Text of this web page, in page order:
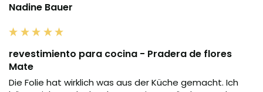
Nadine Bauer
revestimiento para cocina - Pradera de flores
Mate
Die Folie hat wirklich was aus der Küche gemacht. Ich